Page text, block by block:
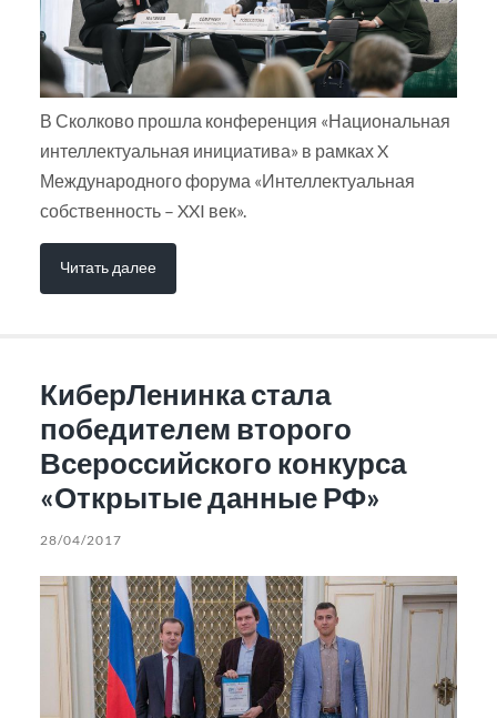
В Сколково прошла конференция «Национальная
интеллектуальная инициатива» в рамках X
Международного форума «Интеллектуальная
собственность – XXI век».
Читать далее
КиберЛенинка стала
победителем второго
Всероссийского конкурса
«Открытые данные РФ»
28/04/2017